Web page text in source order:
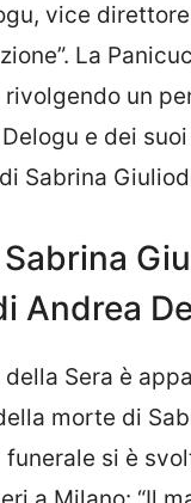
vice
La
un
e dei
Sabrina
Andrea
Sera è
morte di
funerale si è